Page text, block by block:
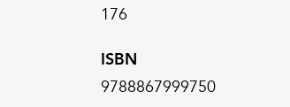
176
ISBN
9788867999750